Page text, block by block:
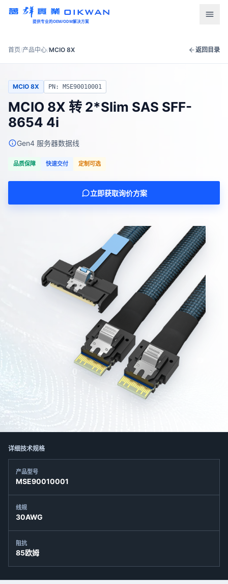
OIKWAN
提供专业的OEM/ODM解决方案
首页
العربية Русский
Deutsch Français
Español
Tiếng Việt
首页/产品中心/MCIO 8X 返回目录
MCIO 8X PN: MSE90010001
MCIO 8X 转 2*Slim SAS SFF-
8654 4i
Gen4 服务器数据线
品质保障 快速交付 定制可选
立即获取询价方案
详细技术规格
产品型号
MSE90010001
线规
30AWG
阻抗
85欧姆